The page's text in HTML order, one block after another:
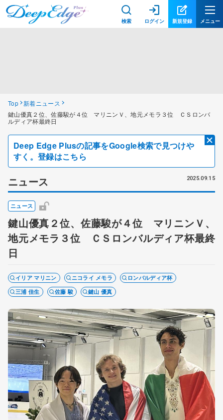
検索 ログイン 新規登録 メニュー
Top 新着ニュース
鍵山優真２位、佐藤駿が４位 マリニンＶ、地元メモラ３位 ＣＳロンバ
ルディア杯最終日
Deep Edge Plusの記事をGoogle検索で見つけや
すく。登録はこちら
ニュース 2025.09.15
ニュース
鍵山優真２位、佐藤駿が４位 マリニンＶ、
地元メモラ３位 ＣＳロンバルディア杯最終
日
イリア マリニン ニコライ メモラ
ロンバルディア杯
三浦 佳生
佐藤 駿 鍵山 優真